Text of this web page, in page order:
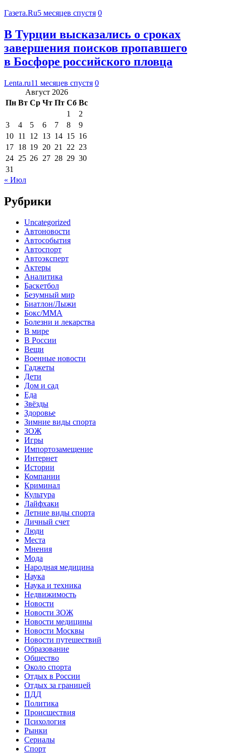
Газета.Ru5 месяцев спустя 0
В Турции высказались о сроках
завершения поисков пропавшего
в Босфоре российского пловца
Lenta.ru11 месяцев спустя 0
Август 2026
Пн Вт Ср Чт Пт Сб Вс
1
2
3
4 5 6 7 8
9
10 11 12 13 14 15 16
17 18 19 20 21 22 23
24 25 26 27 28 29 30
31
« Июл
Рубрики
Uncategorized
Автоновости
Автособытия
Автоспорт
Автоэксперт
Актеры
Аналитика
Баскетбол
Безумный мир
Биатлон/Лыжи
Бокс/MMA
Болезни и лекарства
В мире
В России
Вещи
Военные новости
Гаджеты
Дети
Дом и сад
Еда
Звёзды
Здоровье
Зимние виды спорта
ЗОЖ
Игры
Импортозамещение
Интернет
Истории
Компании
Криминал
Культура
Лайфхаки
Летние виды спорта
Личный счет
Люди
Места
Мнения
Мода
Народная медицина
Наука
Наука и техника
Недвижимость
Новости
Новости ЗОЖ
Новости медицины
Новости Москвы
Новости путешествий
Образование
Общество
Около спорта
Отдых в России
Отдых за границей
ПДД
Политика
Происшествия
Психология
Рынки
Сериалы
Спорт